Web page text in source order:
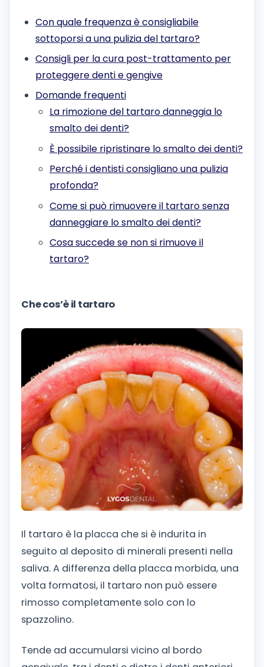
Con quale frequenza è consigliabile
sottoporsi a una pulizia del tartaro?
Consigli per la cura post-trattamento per
proteggere denti e gengive
Domande frequenti
La rimozione del tartaro danneggia lo
smalto dei denti?
È possibile ripristinare lo smalto dei denti?
Perché i dentisti consigliano una pulizia
profonda?
Come si può rimuovere il tartaro senza
danneggiare lo smalto dei denti?
Cosa succede se non si rimuove il
tartaro?
Che cos’è il tartaro
Il tartaro è la placca che si è indurita in
seguito al deposito di minerali presenti nella
saliva. A differenza della placca morbida, una
volta formatosi, il tartaro non può essere
rimosso completamente solo con lo
spazzolino.
Tende ad accumularsi vicino al bordo